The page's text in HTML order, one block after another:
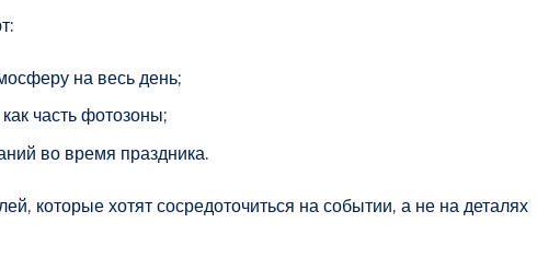
на весь день;
часть фотозоны;
во время праздника.
которые хотят сосредоточиться на событии, а не на деталях